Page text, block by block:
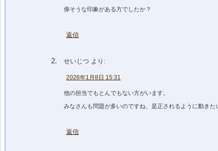
偉そうな印象がある方でしたか？
返信
せいじつ より:
2026年1月8日 15:31
他の担当でもとんでもない方がいます。
みなさんも問題が多いのですね、是正されるように動きた
返信